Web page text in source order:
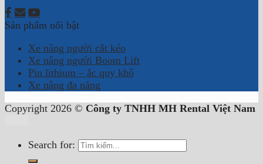
Sản phẩm nổi bật
Xe nâng người cắt kéo
Xe nâng người Boom Lift
Pin lithium – ắc quy khô
Xe nâng đa năng
Copyright 2026 © Công ty TNHH MH Rental Việt Nam
Search for: